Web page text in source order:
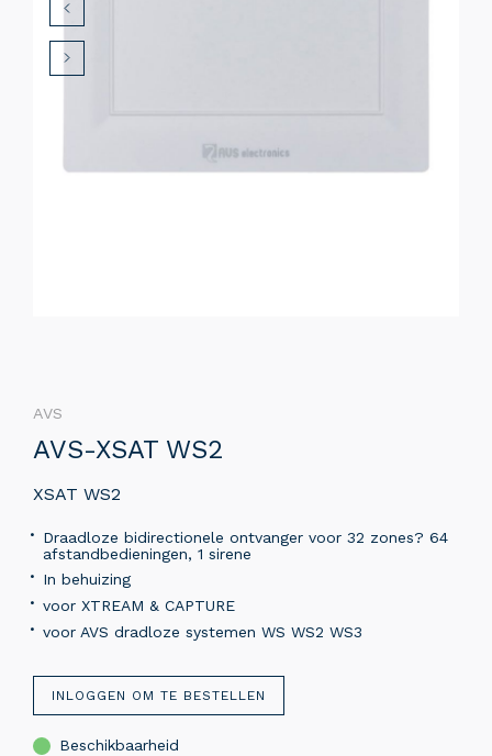
AVS
AVS-XSAT WS2
XSAT WS2
Draadloze bidirectionele ontvanger voor 32 zones? 64
afstandbedieningen, 1 sirene
In behuizing
voor XTREAM & CAPTURE
voor AVS dradloze systemen WS WS2 WS3
INLOGGEN OM TE BESTELLEN
Beschikbaarheid